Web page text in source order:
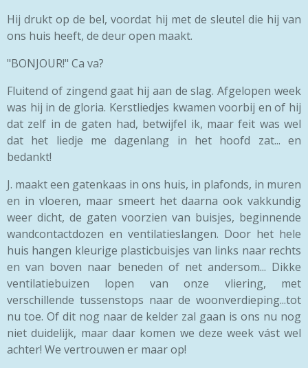
Hij drukt op de bel, voordat hij met de sleutel die hij van
ons huis heeft, de deur open maakt.
"BONJOUR!" Ca va?
Fluitend of zingend gaat hij aan de slag. Afgelopen week
was hij in de gloria. Kerstliedjes kwamen voorbij en of hij
dat zelf in de gaten had, betwijfel ik, maar feit was wel
dat het liedje me dagenlang in het hoofd zat... en
bedankt!
J. maakt een gatenkaas in ons huis, in plafonds, in muren
en in vloeren, maar smeert het daarna ook vakkundig
weer dicht, de gaten voorzien van buisjes, beginnende
wandcontactdozen en ventilatieslangen. Door het hele
huis hangen kleurige plasticbuisjes van links naar rechts
en van boven naar beneden of net andersom... Dikke
ventilatiebuizen lopen van onze vliering, met
verschillende tussenstops naar de woonverdieping...tot
nu toe. Of dit nog naar de kelder zal gaan is ons nu nog
niet duidelijk, maar daar komen we deze week vást wel
achter! We vertrouwen er maar op!